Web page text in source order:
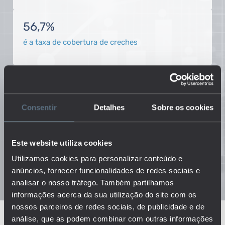
Consentir Detalhes Sobre os cookies
Este website utiliza cookies
Utilizamos cookies para personalizar conteúdo e
anúncios, fornecer funcionalidades de redes sociais e
analisar o nosso tráfego. Também partilhamos
informações acerca da sua utilização do site com os
nossos parceiros de redes sociais, de publicidade e de
análise, que as podem combinar com outras informações
56,7%
é a taxa de cobertura de creches
1.105€